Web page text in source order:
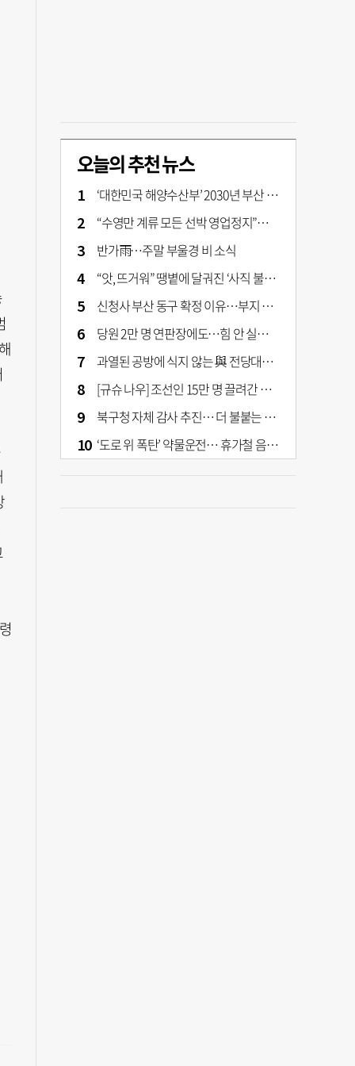
오늘의 추천 뉴스
‘대한민국 해양수산부’ 2030년 부산 북항시대 연다
“수영만 계류 모든 선박 영업정지”… 재개발 속도전
반가雨…주말 부울경 비 소식
“앗, 뜨거워” 땡볕에 달궈진 ‘사직 불가마’ 관중석 무려 70도
신청사 부산 동구 확정 이유…부지 용이성·접근성·집적 가능성이 운명 갈랐다 [해수부 북항 시대]
당원 2만 명 연판장에도…힘 안 실리는 ‘장동혁 사퇴’ 공세
과열된 공방에 식지 않는 與 전당대회… 호남·수도권 집중하는 후보들
[규슈 나우] 조선인 15만 명 끌려간 치쿠호 탄광… 대를 이은 진실 캐기
북구청 자체 감사 추진… 더 불붙는 북구 신청사 갈등
‘도로 위 폭탄’ 약물운전… 휴가철 음주와 병행 단속 [교통안전, 시민이 만든다]